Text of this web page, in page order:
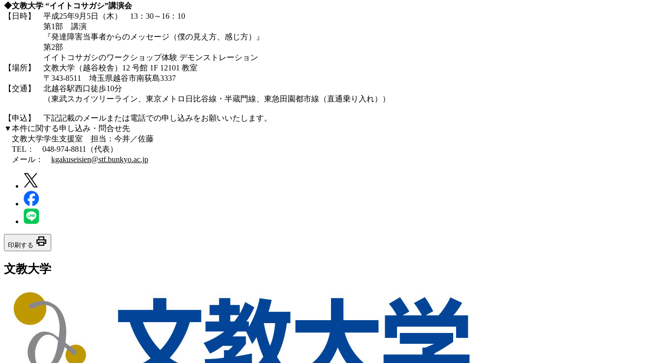
◆文教大学 “イイトコサガシ”講演会
【日時】 平成25年9月5日（木） 13：30～16：10
第1部 講演
『発達障害当事者からのメッセージ（僕の見え方、感じ方）』
第2部
イイトコサガシのワークショップ体験 デモンストレーション
【場所】 文教大学（越谷校舎）12 号館 1F 12101 教室
〒343-8511 埼玉県越谷市南荻島3337
【交通】 北越谷駅西口徒歩10分
（東武スカイツリーライン、東京メトロ日比谷線・半蔵門線、東急田園都市線（直通乗り入れ））
【申込】 下記記載のメールまたは電話での申し込みをお願いいたします。
▼本件に関する申し込み・問合せ先
文教大学学生支援室 担当：今井／佐藤
TEL： 048-974-8811（代表）
メール： kgakuseisien@stf.bunkyo.ac.jp
印刷する print
文教大学